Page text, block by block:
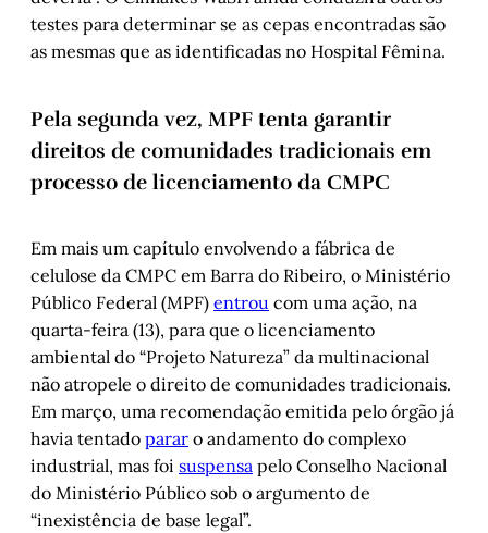
testes para determinar se as cepas encontradas são
as mesmas que as identificadas no Hospital Fêmina.
Pela segunda vez, MPF tenta garantir
direitos de comunidades tradicionais em
processo de licenciamento da CMPC
Em mais um capítulo envolvendo a fábrica de
celulose da CMPC em Barra do Ribeiro, o Ministério
Público Federal (MPF) entrou com uma ação, na
quarta-feira (13), para que o licenciamento
ambiental do “Projeto Natureza” da multinacional
não atropele o direito de comunidades tradicionais.
Em março, uma recomendação emitida pelo órgão já
havia tentado parar o andamento do complexo
industrial, mas foi suspensa pelo Conselho Nacional
do Ministério Público sob o argumento de
“inexistência de base legal”.